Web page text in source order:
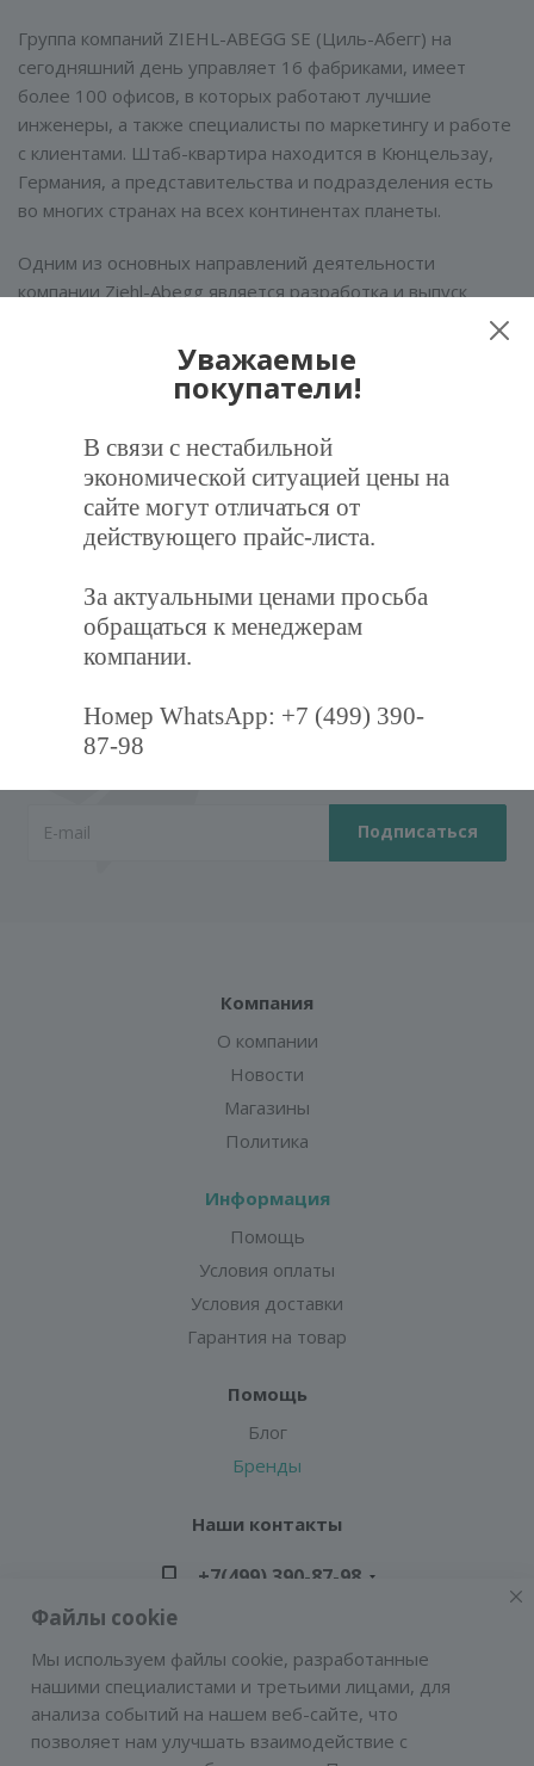
Группа компаний ZIEHL-ABEGG SE (Циль-Абегг) на
сегодняшний день управляет 16 фабриками, имеет
более 100 офисов, в которых работают лучшие
инженеры, а также специалисты по маркетингу и работе
с клиентами. Штаб-квартира находится в Кюнцельзау,
Германия, а представительства и подразделения есть
во многих странах на всех континентах планеты.
Одним из основных направлений деятельности
компании Ziehl-Abegg является разработка и выпуск
специальных электродвигателей с электронным
управлением. Инженеры компании разработали
специальные профили лопаток, которые позволяют
получить максимальную производительность при
небольших затратах электроэнергии и небольшом
уровне шума.
Список брендов
Подпишитесь на нашу рассылку,
Компания
О компании
Новости
Магазины
Политика
Информация
Помощь
Условия оплаты
Условия доставки
Гарантия на товар
Помощь
Блог
Бренды
Наши контакты
+7(499) 390-87-98
Адрес: г. Москва, ул. Подольских Курсантов,
д.3, стр.2 (метро Пражская)
E-mail:zakaz@greencond.ru
Уважаемые
покупатели!
В связи с нестабильной
экономической ситуацией цены на
сайте могут отличаться от
действующего прайс-листа.
За актуальными ценами просьба
обращаться к менеджерам
компании.
Номер WhatsApp: +7 (499) 390-
87-98
Файлы cookie
Мы используем файлы cookie, разработанные
нашими специалистами и третьими лицами, для
анализа событий на нашем веб-сайте, что
позволяет нам улучшать взаимодействие с